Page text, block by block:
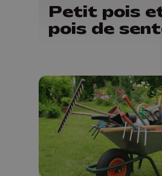
Petit pois
pois de